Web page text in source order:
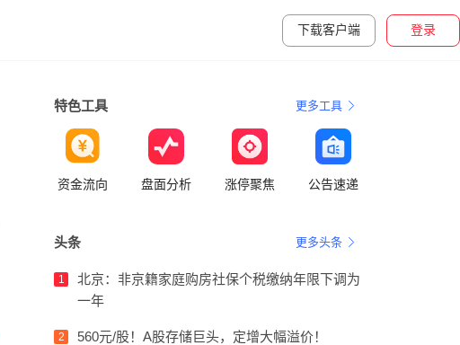
下载客户端 登录
特色工具 更多工具
资金流向 盘面分析 涨停聚焦 公告速递
头条 更多头条
1
北京：非京籍家庭购房社保个税缴纳年限下调为
一年
2 560元/股！A股存储巨头，定增大幅溢价！